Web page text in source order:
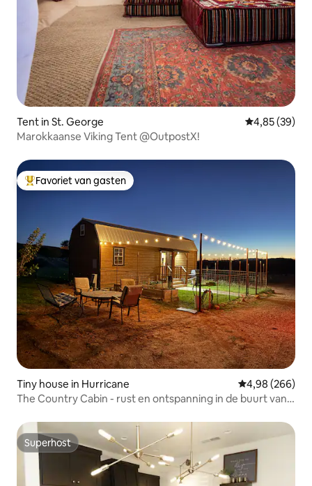
Tent in St. George Gemiddelde
4,85 (39)
Marokkaanse Viking Tent @OutpostX!
Topfavoriet van gasten
Favoriet van gasten
Tiny house in Hurricane Gemiddelde
4,98 (266)
The Country Cabin - rust en ontspanning in de buurt van
Superhost
Superhost